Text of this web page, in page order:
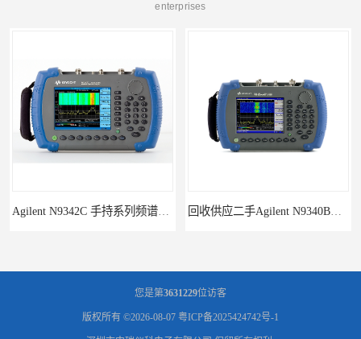
enterprises
回收供应二手Agilent N9340B手持式系列频谱分析仪
您是第3631229位访客
版权所有 ©2026-08-07 粤ICP备2025424742号-1